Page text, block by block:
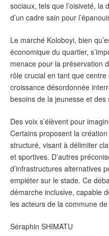
sociaux, tels que l’oisiveté, la
d’un cadre sain pour
Le marché Koloboyi, bien
économique du quartier,
menace pour la préservation
rôle crucial en tant que
croissance désordonnée
besoins de la jeunesse et des
Des voix s’élèvent pour
Certains proposent la création
structuré, visant à délimiter
et sportives. D’autres
d’infrastructures alternatives
empiéter sur le stade. Ce
démarche inclusive, capable
les acteurs de la commune
Séraphin SHIMATU